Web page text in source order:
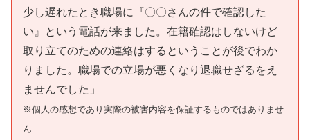
少し遅れたとき職場に『〇〇さんの件で確認した
い』という電話が来ました。在籍確認はしないけど
取り立てのための連絡はするということが後でわか
りました。職場での立場が悪くなり退職せざるをえ
ませんでした」
※個人の感想であり実際の被害内容を保証するものではありませ
ん